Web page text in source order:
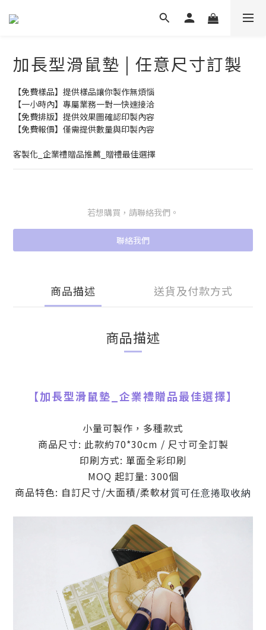
加長型滑鼠墊 | 任意尺寸訂製
【免費樣品】提供樣品讓你製作無煩惱
【一小時內】專屬業務一對一快速接洽
【免費排版】提供效果圖確認印製內容
【免費報價】僅需提供數量與印製內容
客製化_企業禮贈品推薦_贈禮最佳選擇
若想購買，請聯絡我們。
聯絡我們
商品描述 送貨及付款方式
商品描述
【加長型滑鼠墊 企業禮贈品最佳選擇】
小量可製作，多種款式
商品尺寸: 此款約70*30cm / 尺寸可全訂製
印刷方式: 單面全彩印刷
MOQ 起訂量: 300個
商品特色: 自訂尺寸/大面積/柔軟材質可任意捲取收納